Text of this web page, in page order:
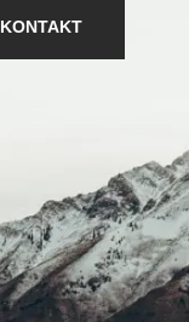
KONTAKT